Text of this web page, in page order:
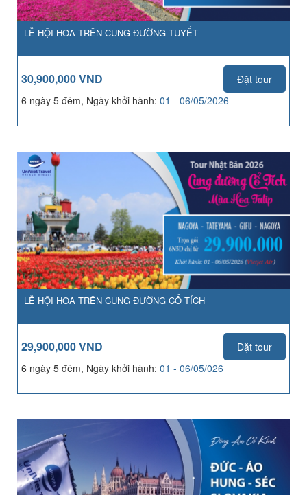
LỄ HỘI HOA TRÊN CUNG ĐƯỜNG TUYẾT
30,900,000 VND
Đặt tour
6 ngày 5 đêm, Ngày khởi hành: 01 - 06/05/2026
LỄ HỘI HOA TRÊN CUNG ĐƯỜNG CỔ TÍCH
29,900,000 VND
Đặt tour
6 ngày 5 đêm, Ngày khởi hành: 01 - 06/05/026